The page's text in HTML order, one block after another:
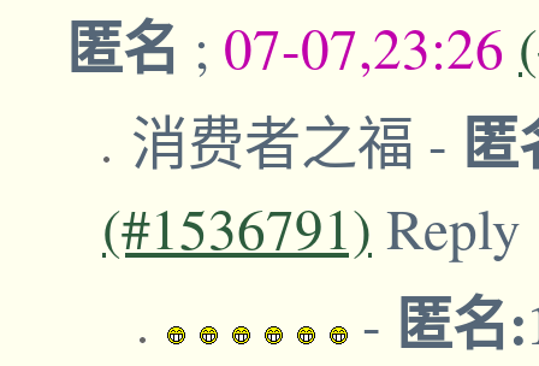
匿名 ; 07-07,23:26
消费者之福 -
(#1536791) Reply
- 匿名